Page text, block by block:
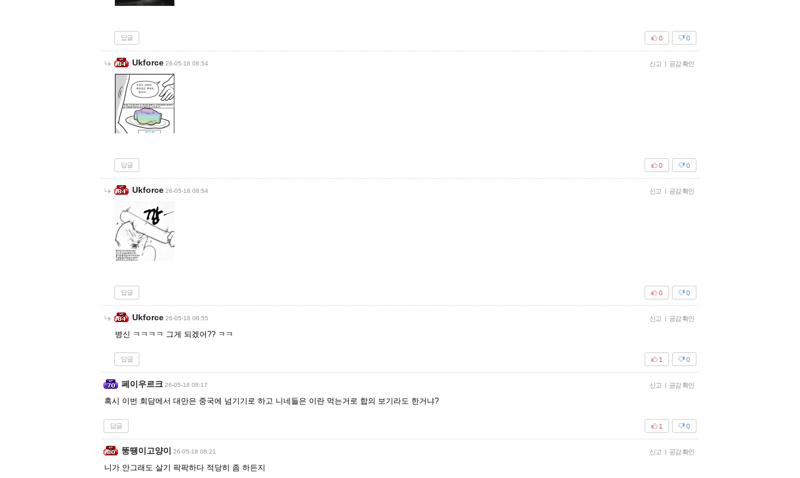
답글 0
0
Ukforce 26-05-18 08:54 신고 | 공감 확인
답글 0
0
Ukforce 26-05-18 08:54 신고 | 공감 확인
답글 0
0
Ukforce 26-05-18 08:55 신고 | 공감 확인
병신 ㅋㅋㅋㅋ 그게 되겠어?? ㅋㅋ
답글 0
1
페이우르크 26-05-18 08:17 신고 | 공감 확인
혹시 이번 회담에서 대만은 중국에 넘기기로 하고 니네들은 이란 먹는거로 합의 보기라도 한거냐?
답글 0
1
뚱땡이고양이 26-05-18 08:21 신고 | 공감 확인
니가 안그래도 살기 팍팍하다 적당히 좀 하든지